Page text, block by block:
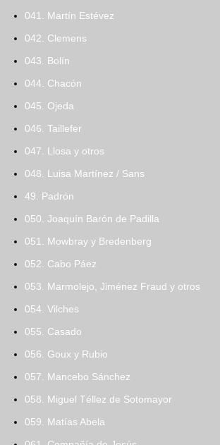
041. Martín Estévez
042. Clemens
043. Bolín
044. Chacón
045. Ojeda
046. Taillefer
047. Llosa y otros
048. Luisa Martínez / Sans
49. Padrón
050. Joaquín Barón de Padilla
051. Mowbray y Bredenberg
052. Cabo Páez
053. Marmolejo, Jiménez Fraud y otros
054. Vilches
055. Casado
056. Goux y Rubio
057. Mancebo Sánchez
058. Miguel Téllez de Sotomayor
059. Matías Abela